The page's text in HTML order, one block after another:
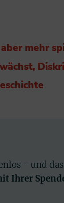
mehr
- und
Ihrer